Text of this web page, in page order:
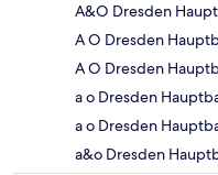
A&O Dresden
A O Dresden
A O Dresden
a o Dresden
a o Dresden
a&o Dresden